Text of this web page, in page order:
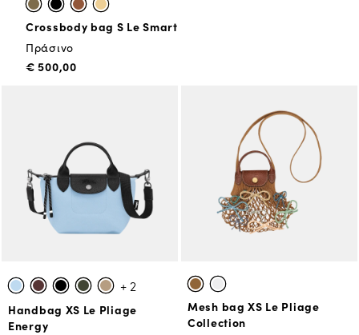
Crossbody bag S Le Smart
Πράσινο
€ 500,00
+ 2
Handbag XS Le Pliage
Energy
Mesh bag XS Le Pliage
Collection